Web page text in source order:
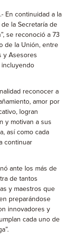
.- En continuidad a la
la Secretaría de
se reconoció a 73
de la Unión, entre
y Asesores
incluyendo
reconocer a
amor por
logran
y motivan a sus
así como cada
continuar
ante los más de
de tantos
y maestros que
preparándose
innovadores y
cada uno de